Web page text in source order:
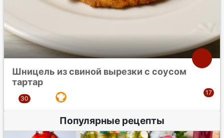
Шницель из свиной вырезки с соусом
тартар
Популярные рецепты